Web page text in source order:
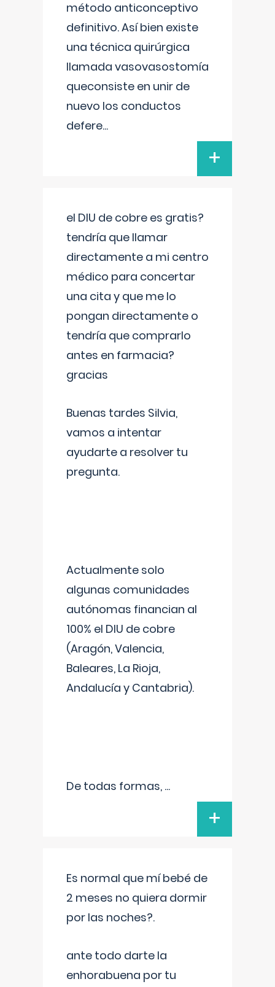
método anticonceptivo
definitivo. Así bien existe
una técnica quirúrgica
llamada vasovasostomía
queconsiste en unir de
nuevo los conductos
defere...
+
el DIU de cobre es gratis?
tendría que llamar
directamente a mi centro
médico para concertar
una cita y que me lo
pongan directamente o
tendría que comprarlo
antes en farmacia?
gracias
Buenas tardes Silvia,
vamos a intentar
ayudarte a resolver tu
pregunta.
Actualmente solo
algunas comunidades
autónomas financian al
100% el DIU de cobre
(Aragón, Valencia,
Baleares, La Rioja,
Andalucía y Cantabria).
De todas formas, ...
+
Es normal que mí bebé de
2 meses no quiera dormir
por las noches?.
ante todo darte la
enhorabuena por tu